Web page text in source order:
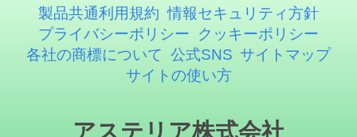
製品共通利用規約 情報セキュリティ方針
プライバシーポリシー
クッキーポリシー
各社の商標について 公式SNS サイトマップ
サイトの使い方
アステリア株式会社